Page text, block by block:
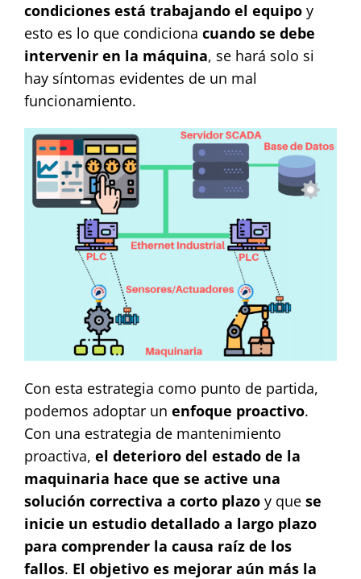
condiciones está trabajando el equipoy
esto es lo que condiciona cuando se debe
intervenir en la máquina, se hará solo si
hay síntomas evidentes de un mal
funcionamiento.
Con esta estrategia como punto de partida,
podemos adoptar un enfoque proactivo.
Con una estrategia de mantenimiento
proactiva, el deterioro del estado de la
maquinaria hace que se active una
solución correctiva a corto plazoy que se
inicie un estudio detallado a largo plazo
para comprender la causa raíz de los
fallos. El objetivo es mejorar aún más la